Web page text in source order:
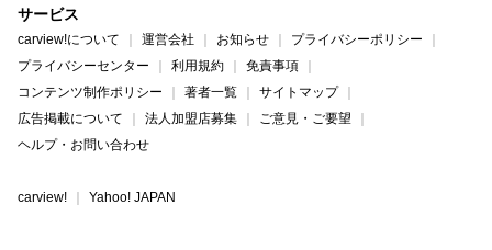
サービス
carview!について 運営会社 お知らせ
プライバシーポリシー
プライバシーセンター
利用規約
免責事項
コンテンツ制作ポリシー
著者一覧
サイトマップ
広告掲載について
法人加盟店募集
ご意見・ご要望
ヘルプ・お問い合わせ
carview! Yahoo! JAPAN